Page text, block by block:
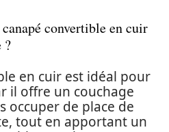
convertible en cuir
?
en cuir est idéal pour
il offre un couchage
occuper de place de
tout en apportant un